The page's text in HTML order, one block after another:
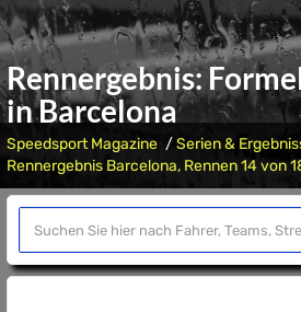
Rennergebnis:
in Barcelona
Speedsport Magazine Serien &
Rennergebnis Barcelona, Rennen 14 von